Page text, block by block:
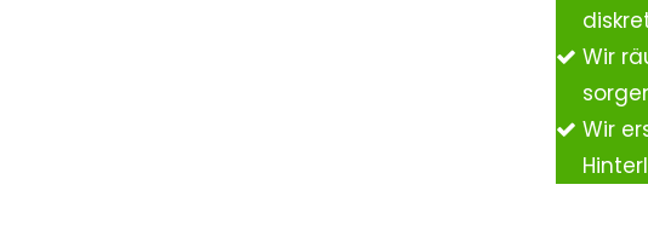
Wir
Wir